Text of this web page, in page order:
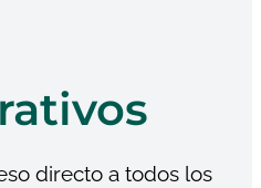
directo a todos los